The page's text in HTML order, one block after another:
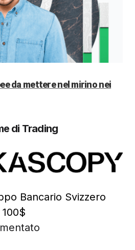
da mettere nel mirino nei
di Trading
Bancario Svizzero
100$